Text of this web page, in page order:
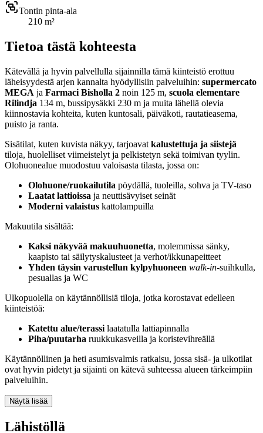
Tontin pinta-ala
210 m²
Tietoa tästä kohteesta
Kätevällä ja hyvin palvellulla sijainnilla tämä kiinteistö erottuu
läheisyydestä arjen kannalta hyödyllisiin palveluihin: supermercato
MEGA ja Farmaci Bisholla 2 noin 125 m, scuola elementare
Rilindja 134 m, bussipysäkki 230 m ja muita lähellä olevia
kiinnostavia kohteita, kuten kuntosali, päiväkoti, rautatieasema,
puisto ja ranta.
Sisätilat, kuten kuvista näkyy, tarjoavat kalustettuja ja siistejä
tiloja, huolelliset viimeistelyt ja pelkistetyn sekä toimivan tyylin.
Olohuonealue muodostuu valoisasta tilasta, jossa on:
Olohuone/ruokailutila pöydällä, tuoleilla, sohva ja TV-taso
Laatat lattioissa ja neuttisävyiset seinät
Moderni valaistus kattolampuilla
Makuutila sisältää:
Kaksi näkyvää makuuhuonetta, molemmissa sänky,
kaapisto tai säilytyskalusteet ja verhot/ikkunapeitteet
Yhden täysin varustellun kylpyhuoneen walk-in-suihkulla,
pesuallas ja WC
Ulkopuolella on käytännöllisiä tiloja, jotka korostavat edelleen
kiinteistöä:
Katettu alue/terassi laatatulla lattiapinnalla
Piha/puutarha ruukkukasveilla ja koristevihreällä
Käytännöllinen ja heti asumisvalmis ratkaisu, jossa sisä- ja ulkotilat
ovat hyvin pidetyt ja sijainti on kätevä suhteessa alueen tärkeimpiin
palveluihin.
Näytä lisää
Lähistöllä